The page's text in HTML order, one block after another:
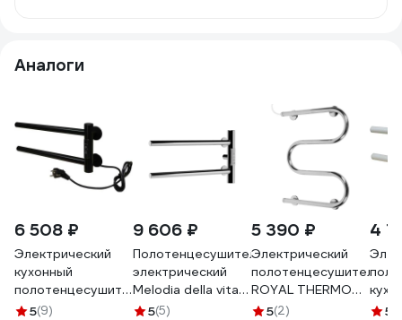
Аналоги
6 508 ₽
Электрический
кухонный
полотенцесушитель
Тера Игла
5(9)
9 606 ₽
Полотенцесушитель
электрический
Melodia della vita
Drumsticks 40х18,
5(5)
5 390 ₽
Электрический
полотенцесушитель
ROYAL THERMO
25 М-обр
5(2)
4
5